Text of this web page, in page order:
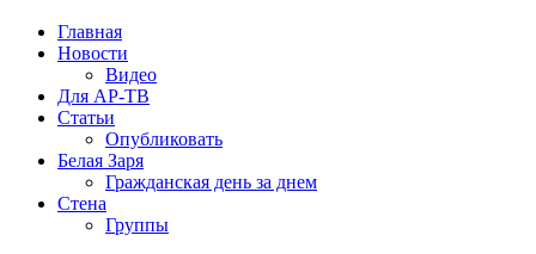
Главная
Новости
Видео
Для АР-ТВ
Статьи
Опубликовать
Белая Заря
Гражданская день за днем
Стена
Группы